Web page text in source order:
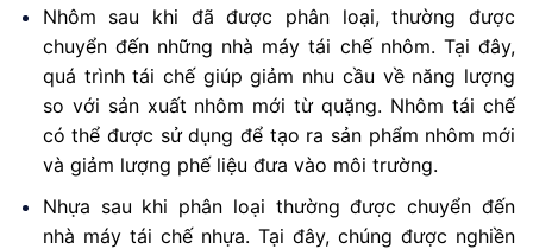
Nhôm sau khi đã được phân loại, thường được
chuyển đến những nhà máy tái chế nhôm. Tại đây,
quá trình tái chế giúp giảm nhu cầu về năng lượng
so với sản xuất nhôm mới từ quặng. Nhôm tái chế
có thể được sử dụng để tạo ra sản phẩm nhôm mới
và giảm lượng phế liệu đưa vào môi trường.
Nhựa sau khi phân loại thường được chuyển đến
nhà máy tái chế nhựa. Tại đây, chúng được nghiền